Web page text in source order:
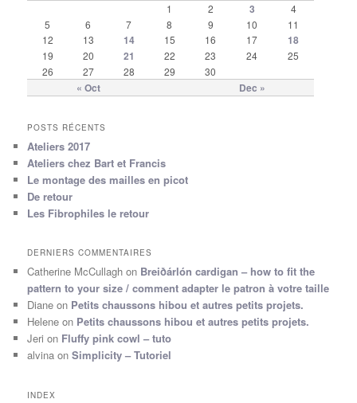
« Oct Dec »
1 2 3
4
5
6 7 8 9 10
11
12
13 14 15 16 17 18
19 20 21 22 23 24
25
26
27 28 29 30
POSTS RÉCENTS
Ateliers 2017
Ateliers chez Bart et Francis
Le montage des mailles en picot
De retour
Les Fibrophiles le retour
DERNIERS COMMENTAIRES
Catherine McCullagh on Breiðárlón cardigan – how to fit the
pattern to your size / comment adapter le patron à votre taille
Diane on Petits chaussons hibou et autres petits projets.
Helene on Petits chaussons hibou et autres petits projets.
Jeri on Fluffy pink cowl – tuto
alvina onSimplicity – Tutoriel
INDEX